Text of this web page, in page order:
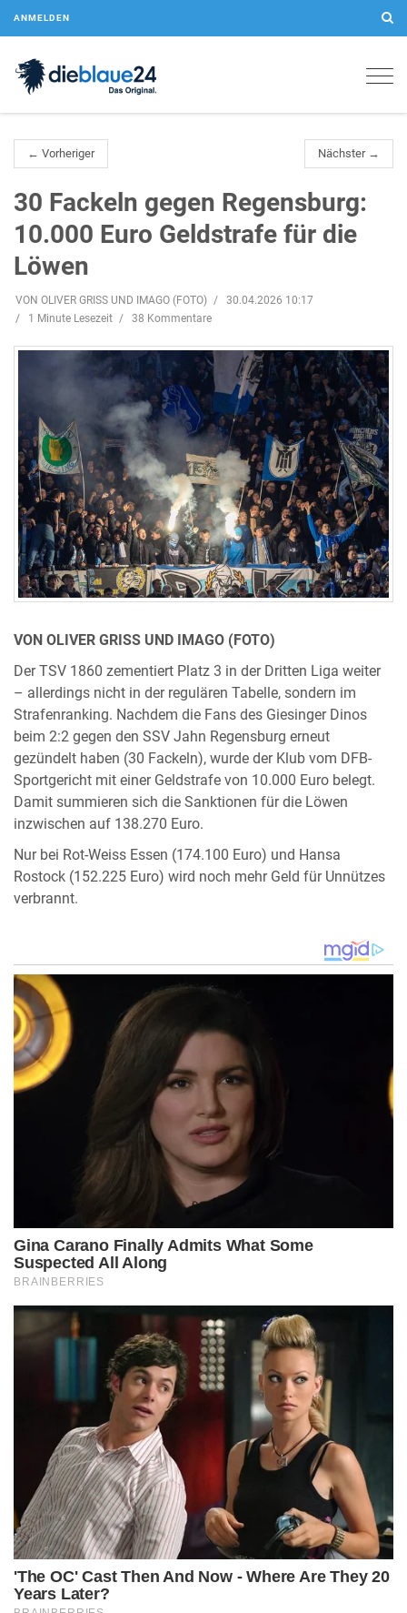
ANMELDEN
← Vorheriger Nächster →
30 Fackeln gegen Regensburg:
10.000 Euro Geldstrafe für die
Löwen
VON OLIVER GRISS UND IMAGO (FOTO)
30.04.2026 10:17
1 Minute Lesezeit
38 Kommentare
VON OLIVER GRISS UND IMAGO (FOTO)
Der TSV 1860 zementiert Platz 3 in der Dritten Liga weiter
– allerdings nicht in der regulären Tabelle, sondern im
Strafenranking. Nachdem die Fans des Giesinger Dinos
beim 2:2 gegen den SSV Jahn Regensburg erneut
gezündelt haben (30 Fackeln), wurde der Klub vom DFB-
Sportgericht mit einer Geldstrafe von 10.000 Euro belegt.
Damit summieren sich die Sanktionen für die Löwen
inzwischen auf 138.270 Euro.
Nur bei Rot-Weiss Essen (174.100 Euro) und Hansa
Rostock (152.225 Euro) wird noch mehr Geld für Unnützes
verbrannt.